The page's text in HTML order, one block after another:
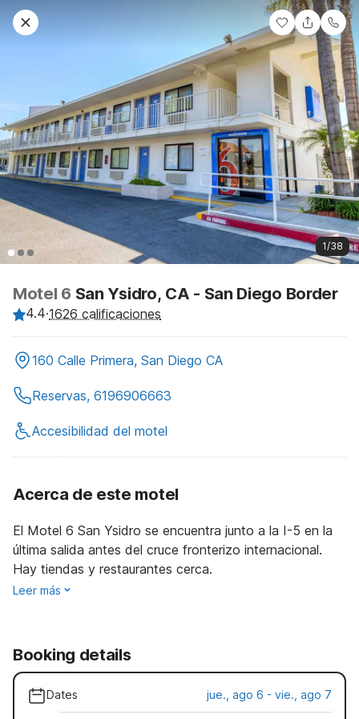
1/38
Motel 6 San Ysidro, CA - San Diego Border
4.4·1626 calificaciones
160 Calle Primera, San Diego CA
Reservas, 6196906663
Accesibilidad del motel
Acerca de este motel
El Motel 6 San Ysidro se encuentra junto a la I-5 en la
última salida antes del cruce fronterizo internacional.
Hay tiendas y restaurantes cerca.
Leer más
Booking details
Dates jue., ago 6 - vie., ago 7